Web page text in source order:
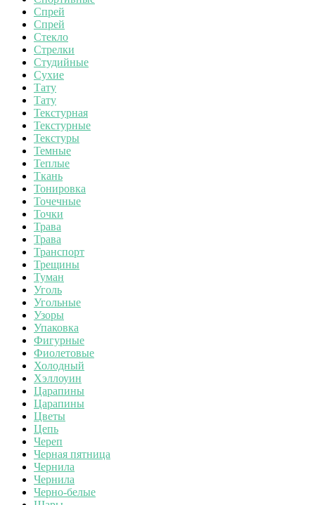
Спрей
Спрей
Стекло
Стрелки
Студийные
Сухие
Тату
Тату
Текстурная
Текстурные
Текстуры
Темные
Теплые
Ткань
Тонировка
Точечные
Точки
Трава
Трава
Транспорт
Трещины
Туман
Уголь
Угольные
Узоры
Упаковка
Фигурные
Фиолетовые
Холодный
Хэллоуин
Царапины
Царапины
Цветы
Цепь
Череп
Черная пятница
Чернила
Чернила
Черно-белые